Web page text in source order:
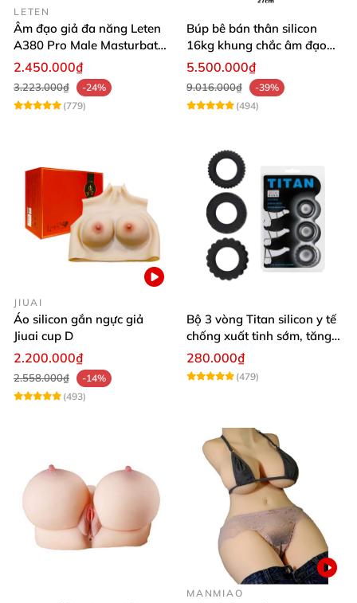
LETEN
Âm đạo giả đa năng Leten
A380 Pro Male Masturbator
Version 3
2.450.000₫
3.223.000₫
-24%
(779)
Búp bê bán thân silicon
16kg khung chắc âm đạo
khít hồng
5.500.000₫
9.016.000₫
-39%
(494)
JIUAI
Áo silicon gắn ngực giả
Jiuai cup D
2.200.000₫
2.558.000₫
-14%
(493)
Bộ 3 vòng Titan silicon y tế
chống xuất tinh sớm, tăng
khoái cảm
280.000₫
(479)
MANMIAO